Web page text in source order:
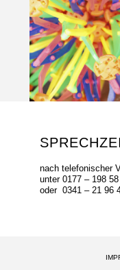
nach telefonischer
unter 0177 – 198
oder 0341 – 21 96